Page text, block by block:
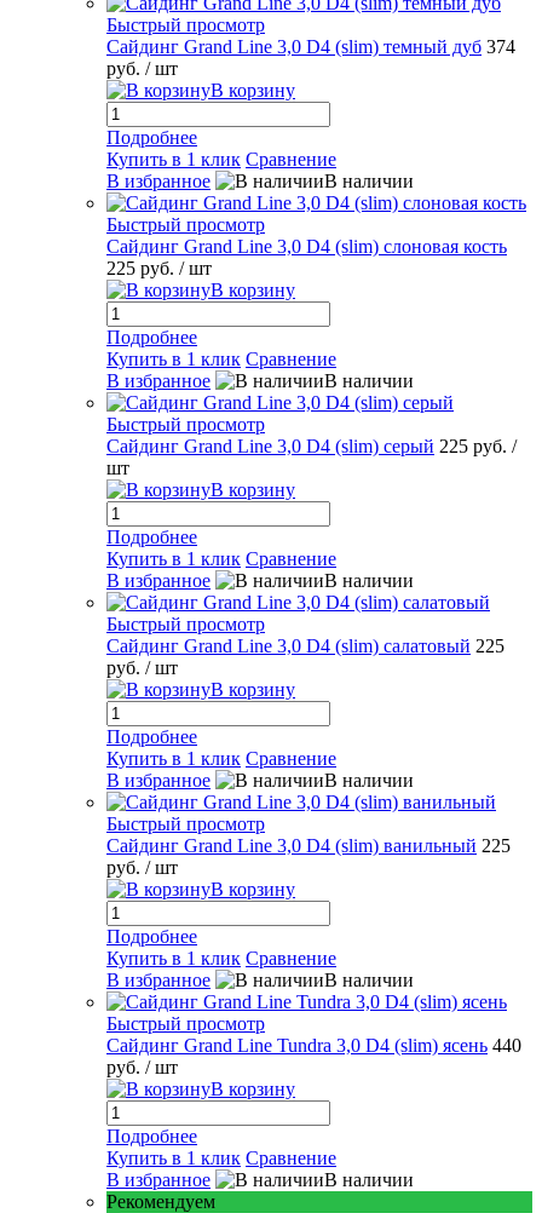
Быстрый просмотр
Сайдинг Grand Line 3,0 D4 (slim) темный дуб 374
руб. / шт
В корзину
Подробнее
Купить в 1 клик Сравнение
В избранное
В наличии
Быстрый просмотр
Сайдинг Grand Line 3,0 D4 (slim) слоновая кость
225 руб. / шт
В корзину
Подробнее
Купить в 1 клик Сравнение
В избранное
В наличии
Быстрый просмотр
Сайдинг Grand Line 3,0 D4 (slim) серый 225 руб. /
шт
В корзину
Подробнее
Купить в 1 клик Сравнение
В избранное
В наличии
Быстрый просмотр
Сайдинг Grand Line 3,0 D4 (slim) салатовый 225
руб. / шт
В корзину
Подробнее
Купить в 1 клик Сравнение
В избранное
В наличии
Быстрый просмотр
Сайдинг Grand Line 3,0 D4 (slim) ванильный 225
руб. / шт
В корзину
Подробнее
Купить в 1 клик Сравнение
В избранное
В наличии
Быстрый просмотр
Сайдинг Grand Line Tundra 3,0 D4 (slim) ясень 440
руб. / шт
В корзину
Подробнее
Купить в 1 клик Сравнение
В избранное
В наличии
Рекомендуем